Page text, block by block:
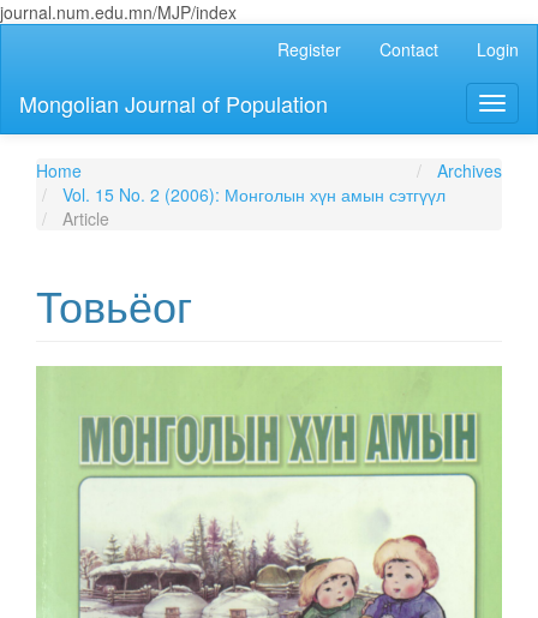
journal.num.edu.mn/MJP/index
Content
Sidebar
Register Contact Login
Mongolian Journal of Population
Home
Archives
Vol. 15 No. 2 (2006): Монголын хүн амын сэтгүүл
Article
Товьёог
Sidebar